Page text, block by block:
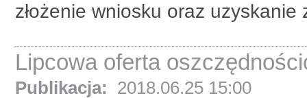
złożenie wniosku oraz
Lipcowa oferta
Publikacja: 2018.06.25 15:00